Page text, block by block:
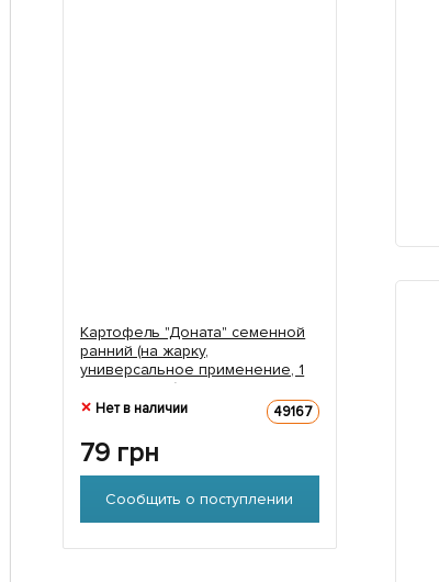
Картофель "Доната" семенной
ранний (на жарку,
универсальное применение, 1
репродукция) 1кг
Нет в наличии 49167
79грн
Сообщить о поступлении